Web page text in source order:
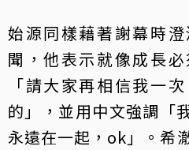
始源同樣藉著謝幕時
聞，他表示就像成長
「請大家再相信我一
的」，並用中文強調「
永遠在一起，ok」。希